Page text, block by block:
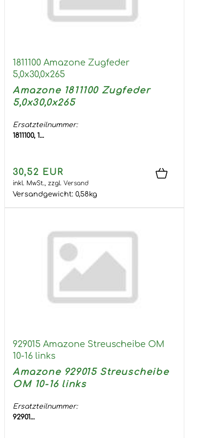
1811100 Amazone Zugfeder
5,0x30,0x265
Amazone 1811100 Zugfeder
5,0x30,0x265
Ersatzteilnummer:
1811100, 1...
30,52 EUR
inkl. MwSt., zzgl. Versand
Versandgewicht: 0,58kg
929015 Amazone Streuscheibe OM
10-16 links
Amazone 929015 Streuscheibe
OM 10-16 links
Ersatzteilnummer:
92901...